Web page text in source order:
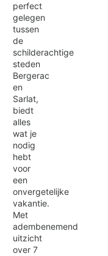
perfect
gelegen
tussen
de
schilderachtige
steden
Bergerac
en
Sarlat,
biedt
alles
wat je
nodig
hebt
voor
een
onvergetelijke
vakantie.
Met
adembenemend
uitzicht
over 7